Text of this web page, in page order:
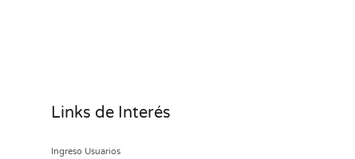
Links de Interés
Ingreso Usuarios